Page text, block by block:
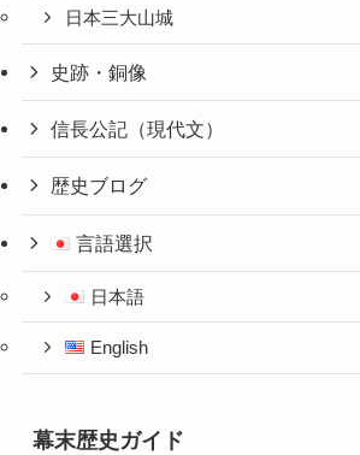
日本三大山城
史跡・銅像
信長公記（現代文）
歴史ブログ
言語選択
日本語
English
幕末歴史ガイド